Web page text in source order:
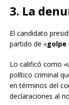
3. La
El candidato
partido de «golpe
Lo calificó como
político criminal
en términos del
declaraciones al